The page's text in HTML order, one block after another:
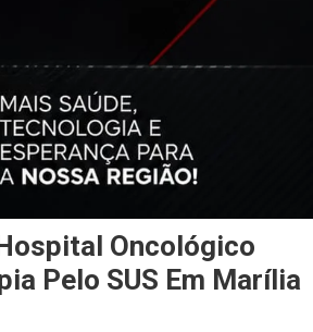
Oncológico
Pelo SUS Em Marília